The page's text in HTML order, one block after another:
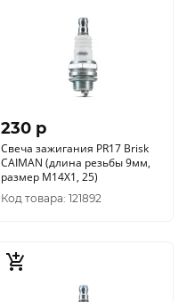
230 p
Свеча зажигания PR17 Brisk
CAIMAN (длина резьбы 9мм,
размер М14Х1, 25)
Код товара: 121892